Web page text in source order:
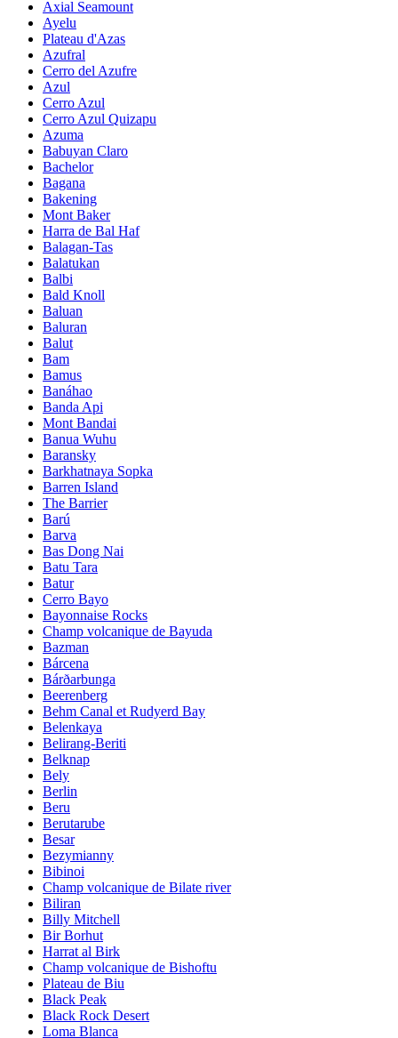
Axial Seamount
Ayelu
Plateau d'Azas
Azufral
Cerro del Azufre
Azul
Cerro Azul
Cerro Azul Quizapu
Azuma
Babuyan Claro
Bachelor
Bagana
Bakening
Mont Baker
Harra de Bal Haf
Balagan-Tas
Balatukan
Balbi
Bald Knoll
Baluan
Baluran
Balut
Bam
Bamus
Banáhao
Banda Api
Mont Bandai
Banua Wuhu
Baransky
Barkhatnaya Sopka
Barren Island
The Barrier
Barú
Barva
Bas Dong Nai
Batu Tara
Batur
Cerro Bayo
Bayonnaise Rocks
Champ volcanique de Bayuda
Bazman
Bárcena
Bárðarbunga
Beerenberg
Behm Canal et Rudyerd Bay
Belenkaya
Belirang-Beriti
Belknap
Bely
Berlin
Beru
Berutarube
Besar
Bezymianny
Bibinoi
Champ volcanique de Bilate river
Biliran
Billy Mitchell
Bir Borhut
Harrat al Birk
Champ volcanique de Bishoftu
Plateau de Biu
Black Peak
Black Rock Desert
Loma Blanca